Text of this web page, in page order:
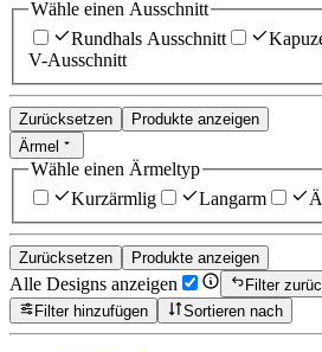
Wähle einen Ausschnitt
Rundhals Ausschnitt
V-Ausschnitt
Zurücksetzen
Produkte anzeigen
Ärmel
Wähle einen Ärmeltyp
Kurzärmlig
Langarm
Zurücksetzen Produkte anzeigen
Alle Designs anzeigen
Filter
Filter hinzufügen
Sortieren nach